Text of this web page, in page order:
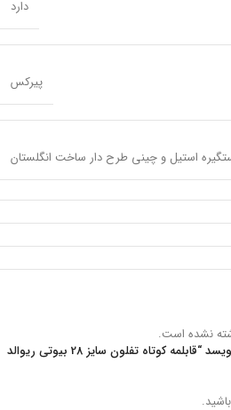
دارد
پیرکس
استیل و چینی طرح دار ساخت انگلستان
نشده است.
اولین کسی باشید که دیدگاهی می نویسد “قابلمه کوتاه تفلون سایز 28 بیوتی ریوالد
باشید.